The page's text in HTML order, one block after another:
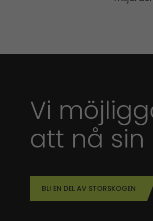
Vi
att nå
BLI EN DEL AV STORSKOGEN